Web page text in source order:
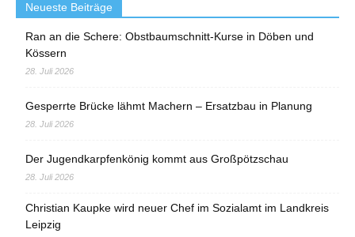
Neueste Beiträge
Ran an die Schere: Obstbaumschnitt-Kurse in Döben und
Kössern
28. Juli 2026
Gesperrte Brücke lähmt Machern – Ersatzbau in Planung
28. Juli 2026
Der Jugendkarpfenkönig kommt aus Großpötzschau
28. Juli 2026
Christian Kaupke wird neuer Chef im Sozialamt im Landkreis
Leipzig